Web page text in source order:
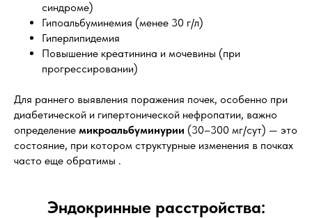
синдроме)
Гипоальбуминемия (менее 30 г/л)
Гиперлипидемия
Повышение креатинина и мочевины (при
прогрессировании)
Для раннего выявления поражения почек, особенно при
диабетической и гипертонической нефропатии, важно
определение микроальбуминурии (30–300 мг/сут) — это
состояние, при котором структурные изменения в почках
часто еще обратимы .
Эндокринные расстройства: